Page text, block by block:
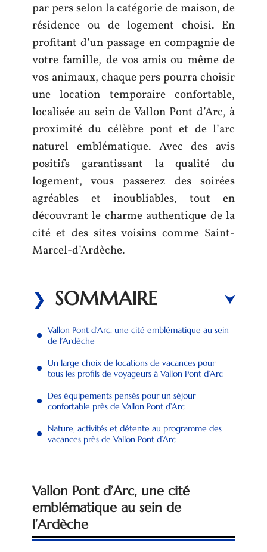
par pers selon la catégorie de maison, de
résidence ou de logement choisi. En
profitant d’un passage en compagnie de
votre famille, de vos amis ou même de
vos animaux, chaque pers pourra choisir
une location temporaire confortable,
localisée au sein de Vallon Pont d’Arc, à
proximité du célèbre pont et de l’arc
naturel emblématique. Avec des avis
positifs garantissant la qualité du
logement, vous passerez des soirées
agréables et inoubliables, tout en
découvrant le charme authentique de la
cité et des sites voisins comme Saint-
Marcel-d’Ardèche.
SOMMAIRE
Vallon Pont d’Arc, une cité emblématique au sein
de l’Ardèche
Un large choix de locations de vacances pour
tous les profils de voyageurs à Vallon Pont d’Arc
Des équipements pensés pour un séjour
confortable près de Vallon Pont d’Arc
Nature, activités et détente au programme des
vacances près de Vallon Pont d’Arc
Vallon Pont d’Arc, une cité
emblématique au sein de
l’Ardèche